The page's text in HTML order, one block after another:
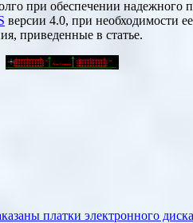
при обеспечении надежного
версии 4.0, при необходимости
приведенные в статье.
платки электронного диска